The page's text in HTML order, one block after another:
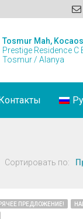
Tosmur Mah,
Prestige Residence C
Tosmur / Alanya
Сортировать по:
ПРЕДЛОЖЕНИЕ!